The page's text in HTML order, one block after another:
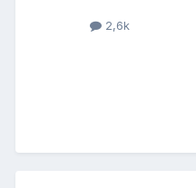
2,6k